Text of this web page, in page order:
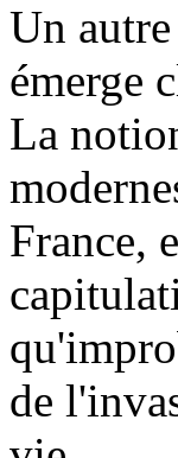
Un
émerge
La
France,
de